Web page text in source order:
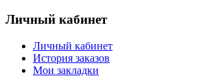
Личный кабинет
Личный кабинет
История заказов
Мои закладки